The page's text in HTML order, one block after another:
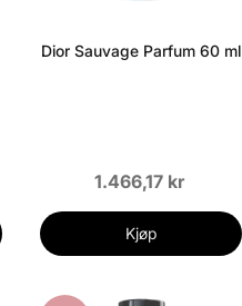
Dior Sauvage Parfum 60 ml
1.466,17 kr
Kjøp